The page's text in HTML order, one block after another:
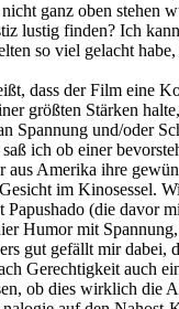
nicht ganz oben stehen
lustig finden? Ich
so viel gelacht
dass der Film eine
größten Stärken
Spannung und/oder
ich ob einer
aus Amerika ihre
im Kinosessel.
Papushado (die davor
Humor mit
gut gefällt mir dabei,
Gerechtigkeit auch
ob dies wirklich die